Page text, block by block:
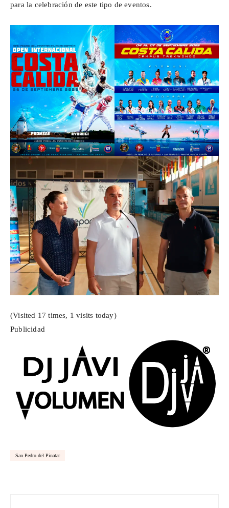
para la celebración de este tipo de eventos.
(Visited 17 times, 1 visits today)
Publicidad
San Pedro del Pinatar